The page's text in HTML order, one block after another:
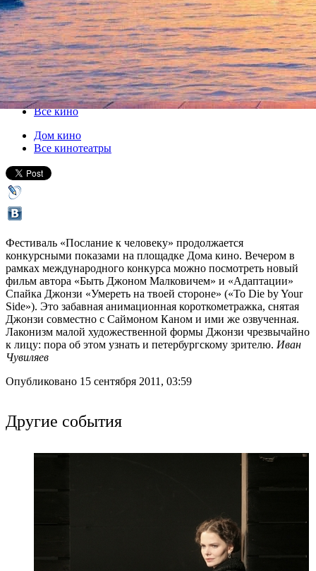
«Умереть на твоей стороне»
на «Послании к человеку»
24 сентября 2011, суббота,20.00
Версия для печати
Все кино
Дом кино
Все кинотеатры
Фестиваль «Послание к человеку» продолжается
конкурсными показами на площадке Дома кино. Вечером в
рамках международного конкурса можно посмотреть новый
фильм автора «Быть Джоном Малковичем» и «Адаптации»
Спайка Джонзи «Умереть на твоей стороне» («To Die by Your
Side»). Это забавная анимационная короткометражка, снятая
Джонзи совместно с Саймоном Каном и ими же озвученная.
Лаконизм малой художественной формы Джонзи чрезвычайно
к лицу: пора об этом узнать и петербургскому зрителю. Иван
Чувиляев
Опубликовано 15 сентября 2011, 03:59
Другие события